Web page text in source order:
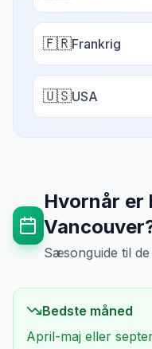
🇫🇷Frankrig
🇺🇸USA
Hvornår er
Vancouver
Sæsonguide til
Bedste måned
April-maj eller